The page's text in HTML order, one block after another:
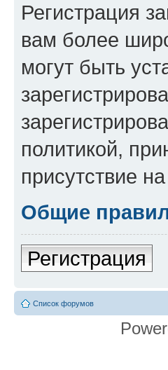
Регистрация
вам более
могут быть
политикой,
присутствие
Общие
Регистрация
Список форумов